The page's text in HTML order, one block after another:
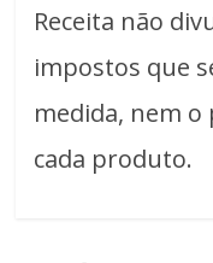
Receita não
impostos que
medida, nem
cada produto.